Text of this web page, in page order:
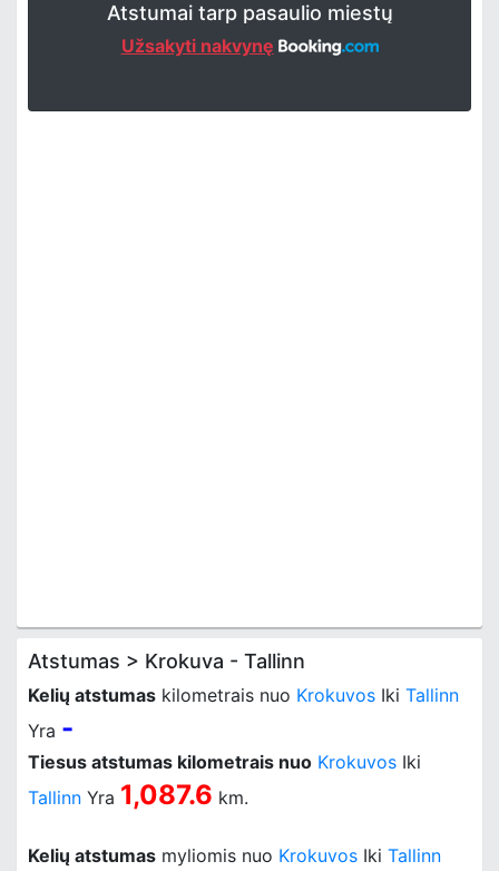
Atstumai tarp pasaulio miestų
Užsakyti nakvynę
Atstumas > Krokuva - Tallinn
Kelių atstumas kilometrais nuo Krokuvos Iki Tallinn
Yra -
Tiesus atstumas kilometrais nuo Krokuvos Iki
Tallinn Yra 1,087.6 km.
Kelių atstumas myliomis nuo Krokuvos Iki Tallinn